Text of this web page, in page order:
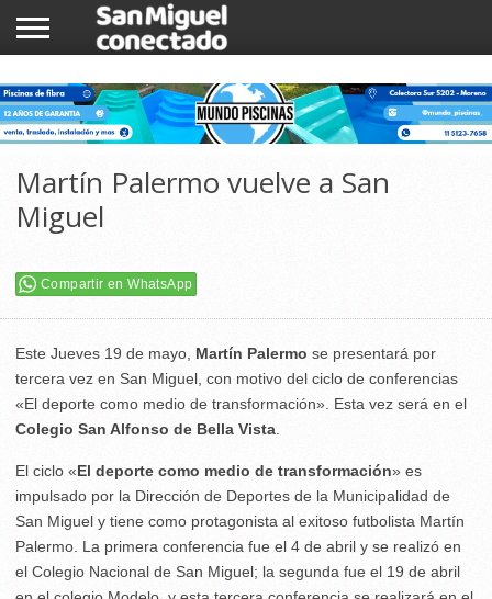
NOTICIAS
COMUNIDAD
COMERCIOS
Martín Palermo vuelve a San
Miguel
Compartir en WhatsApp
Este Jueves 19 de mayo, Martín Palermo se presentará por
tercera vez en San Miguel, con motivo del ciclo de conferencias
«El deporte como medio de transformación». Esta vez será en el
Colegio San Alfonso de Bella Vista.
El ciclo «El deporte como medio de transformación» es
impulsado por la Dirección de Deportes de la Municipalidad de
San Miguel y tiene como protagonista al exitoso futbolista Martín
Palermo. La primera conferencia fue el 4 de abril y se realizó en
el Colegio Nacional de San Miguel; la segunda fue el 19 de abril